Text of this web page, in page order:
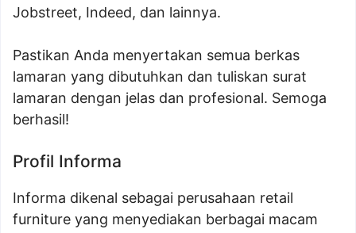
Jobstreet, Indeed, dan lainnya.
Pastikan Anda menyertakan semua berkas
lamaran yang dibutuhkan dan tuliskan surat
lamaran dengan jelas dan profesional. Semoga
berhasil!
Profil Informa
Informa dikenal sebagai perusahaan retail
furniture yang menyediakan berbagai macam